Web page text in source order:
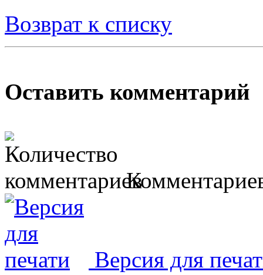
Возврат к списку
Оставить комментарий
Версия для